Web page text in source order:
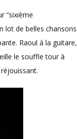
“sixième
lot de belles chansons
Raoul à la guitare,
le souffle tour à